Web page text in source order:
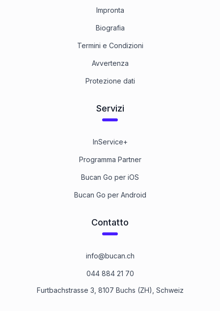
Impronta
Biografia
Termini e Condizioni
Avvertenza
Protezione dati
Servizi
InService+
Programma Partner
Bucan Go per iOS
Bucan Go per Android
Contatto
info@bucan.ch
044 884 21 70
Furtbachstrasse 3, 8107 Buchs (ZH), Schweiz